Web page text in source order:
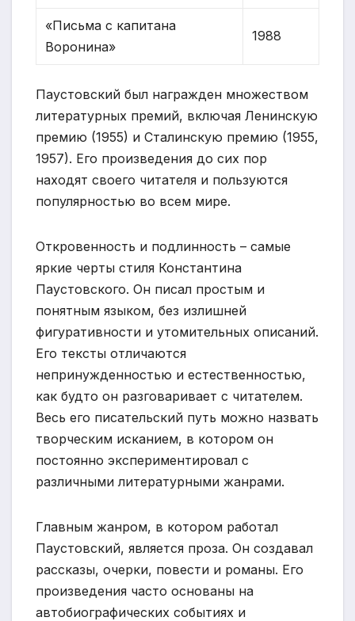
«Письма с капитана
Воронина»
1988
Паустовский был награжден множеством
литературных премий, включая Ленинскую
премию (1955) и Сталинскую премию (1955,
1957). Его произведения до сих пор
находят своего читателя и пользуются
популярностью во всем мире.
Откровенность и подлинность – самые
яркие черты стиля Константина
Паустовского. Он писал простым и
понятным языком, без излишней
фигуративности и утомительных описаний.
Его тексты отличаются
непринужденностью и естественностью,
как будто он разговаривает с читателем.
Весь его писательский путь можно назвать
творческим исканием, в котором он
постоянно экспериментировал с
различными литературными жанрами.
Главным жанром, в котором работал
Паустовский, является проза. Он создавал
рассказы, очерки, повести и романы. Его
произведения часто основаны на
автобиографических событиях и